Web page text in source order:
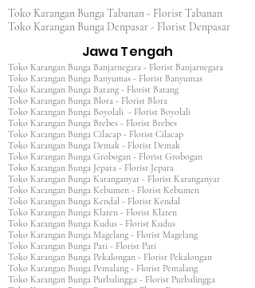
Toko Karangan Bunga Tabanan - Florist Tabanan
Toko Karangan Bunga Denpasar - Florist Denpasar
Jawa Tengah
Toko Karangan Bunga Banjarnegara - Florist Banjarnegara
Toko Karangan Bunga Banyumas - Florist Banyumas
Toko Karangan Bunga Batang - Florist Batang
Toko Karangan Bunga Blora - Florist Blora
Toko Karangan Bunga Boyolali - Florist Boyolali
Toko Karangan Bunga Brebes - Florist Brebes
Toko Karangan Bunga Cilacap - Florist Cilacap
Toko Karangan Bunga Demak - Florist Demak
Toko Karangan Bunga Grobogan - Florist Grobogan
Toko Karangan Bunga Jepara - Florist Jepara
Toko Karangan Bunga Karanganyar - Florist Karanganyar
Toko Karangan Bunga Kebumen - Florist Kebumen
Toko Karangan Bunga Kendal - Florist Kendal
Toko Karangan Bunga Klaten - Florist Klaten
Toko Karangan Bunga Kudus - Florist Kudus
Toko Karangan Bunga Magelang - Florist Magelang
Toko Karangan Bunga Pati - Florist Pati
Toko Karangan Bunga Pekalongan - Florist Pekalongan
Toko Karangan Bunga Pemalang - Florist Pemalang
Toko Karangan Bunga Purbalingga - Florist Purbalingga